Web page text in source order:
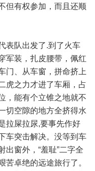
但有权参加，而且还顺
表队出发了.到了火车
军装，扎皮腰带，佩红
门、从车窗，拼命挤上
虎之力才进了车厢，占
，能有个立锥之地就不
空隙的地方全挤得水
拉屎拉尿,要事先作好
车突击解决。没等到车
出窗外，“羞耻”二字全
苦卓绝的远途旅行了。